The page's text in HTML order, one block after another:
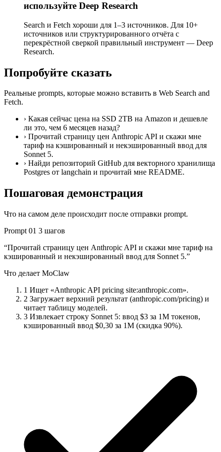
используйте Deep Research
Search и Fetch хороши для 1–3 источников. Для 10+
источников или структурированного отчёта с
перекрёстной сверкой правильный инструмент — Deep
Research.
Попробуйте сказать
Реальные prompts, которые можно вставить в Web Search and
Fetch.
› Какая сейчас цена на SSD 2TB на Amazon и дешевле
ли это, чем 6 месяцев назад?
› Прочитай страницу цен Anthropic API и скажи мне
тариф на кэшированный и некэшированный ввод для
Sonnet 5.
› Найди репозиторий GitHub для векторного хранилища
Postgres от langchain и прочитай мне README.
Пошаговая демонстрация
Что на самом деле происходит после отправки prompt.
Prompt 01 3 шагов
“Прочитай страницу цен Anthropic API и скажи мне тариф на
кэшированный и некэшированный ввод для Sonnet 5.”
Что делает MoClaw
1 Ищет «Anthropic API pricing site:anthropic.com».
2 Загружает верхний результат (anthropic.com/pricing) и
читает таблицу моделей.
3 Извлекает строку Sonnet 5: ввод $3 за 1M токенов,
кэшированный ввод $0,30 за 1M (скидка 90%).